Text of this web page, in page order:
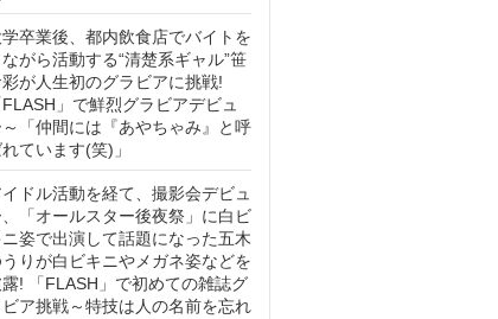
学卒業後、都内飲食店でバイトを
ながら活動する“清楚系ギャル”笹
が人生初のグラビアに挑戦!
FLASH」で鮮烈グラビアデビュ
～「仲間には『あやちゃみ』と呼
ています(笑)」
イドル活動を経て、撮影会デビュ
、「オールスター後夜祭」に白ビ
ニ姿で出演して話題になった五木
うりが白ビキニやメガネ姿などを
! 「FLASH」で初めての雑誌グ
ビア挑戦～特技は人の名前を忘れ